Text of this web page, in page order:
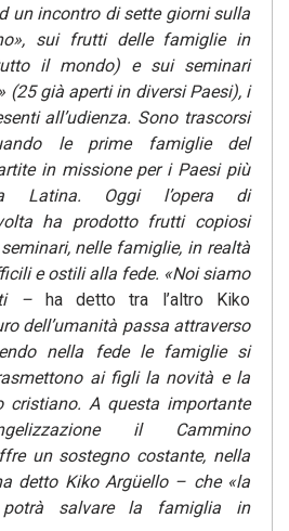
un incontro di sette giorni sulla
sui frutti delle famiglie in
il mondo) e sui seminari
(25 già aperti in diversi Paesi), i
all’udienza. Sono trascorsi
le prime famiglie del
in missione per i Paesi più
Latina. Oggi l’opera di
ha prodotto frutti copiosi
nelle famiglie, in realtà
e ostili alla fede. «Noi siamo
–
ha detto tra l’altro Kiko
dell’umanità passa attraverso
nella fede le famiglie si
ai figli la novità e la
cristiano. A questa importante
il Cammino
un sostegno costante, nella
detto Kiko Argüello – che «la
potrà salvare la famiglia in